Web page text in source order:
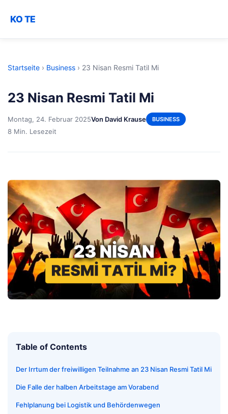
KO TE
Startseite › Business › 23 Nisan Resmi Tatil Mi
23 Nisan Resmi Tatil Mi
Montag, 24. Februar 2025Von David Krause BUSINESS
8 Min. Lesezeit
Table of Contents
Der Irrtum der freiwilligen Teilnahme an 23 Nisan Resmi Tatil Mi
Die Falle der halben Arbeitstage am Vorabend
Fehlplanung bei Logistik und Behördenwegen